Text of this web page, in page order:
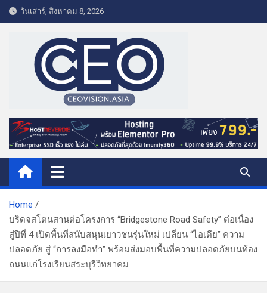
k
e
t
วันเสาร์, สิงหาคม 8, 2026
CEO VISION.ASIA
Business & Lifestyle
Home
บริดจสโตนสานต่อโครงการ “Bridgestone Road Safety” ต่อเนื่อง
สู่ปีที่ 4 เปิดพื้นที่สนับสนุนเยาวชนรุ่นใหม่ เปลี่ยน “ไอเดีย” ความ
ปลอดภัย สู่ “การลงมือทำ” พร้อมส่งมอบพื้นที่ความปลอดภัยบนท้อง
ถนนแก่โรงเรียนสระบุรีวิทยาคม